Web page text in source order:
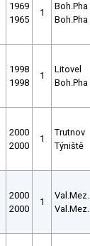
1969
1965
1
Boh.Pha
Boh.Pha
1998
1998
1
Litovel
Boh.Pha
2000
2000
1
Trutnov
Týniště
2000
2000
1
Val.Mez.
Val.Mez.